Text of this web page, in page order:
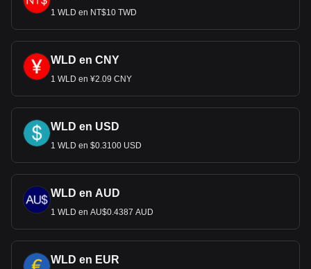
1 WLD en NT$10 TWD
WLD en CNY
1 WLD en ¥2.09 CNY
WLD en USD
1 WLD en $0.3100 USD
WLD en AUD
1 WLD en AU$0.4387 AUD
WLD en EUR